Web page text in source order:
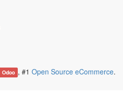
Odoo , #1 Open Source eCommerce.